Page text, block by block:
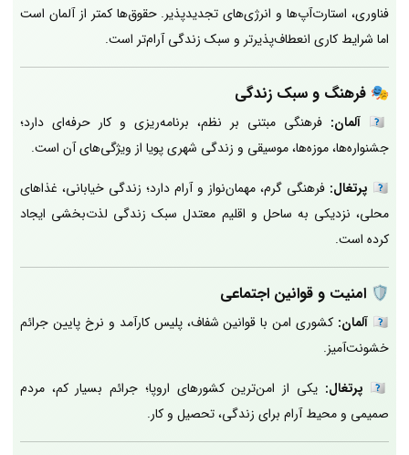
فناوری، استارت‌آپ‌ها و انرژی‌های تجدیدپذیر. حقوق‌ها کمتر از آلمان است
اما شرایط کاری انعطاف‌پذیرتر و سبک زندگی آرام‌تر است.
🎭 فرهنگ و سبک زندگی
🇩🇪 آلمان: فرهنگی مبتنی بر نظم، برنامه‌ریزی و کار حرفه‌ای دارد؛
جشنواره‌ها، موزه‌ها، موسیقی و زندگی شهری پویا از ویژگی‌های آن است.
🇵🇹 پرتغال: فرهنگی گرم، مهمان‌نواز و آرام دارد؛ زندگی خیابانی، غذاهای
محلی، نزدیکی به ساحل و اقلیم معتدل سبک زندگی لذت‌بخشی ایجاد
کرده است.
🛡️ امنیت و قوانین اجتماعی
🇩🇪 آلمان: کشوری امن با قوانین شفاف، پلیس کارآمد و نرخ پایین جرائم
خشونت‌آمیز.
🇵🇹 پرتغال: یکی از امن‌ترین کشورهای اروپا؛ جرائم بسیار کم، مردم
صمیمی و محیط آرام برای زندگی، تحصیل و کار.